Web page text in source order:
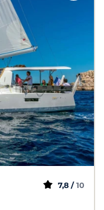
7,8 / 10